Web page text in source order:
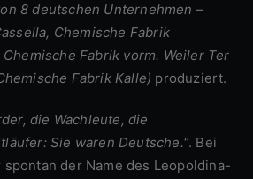
8 deutschen Unternehmen –
Chemische Fabrik
Fabrik vorm. Weiler Ter
Fabrik Kalle) produziert.
die Wachleute, die
Sie waren Deutsche.“. Bei
der Name des Leopoldina-